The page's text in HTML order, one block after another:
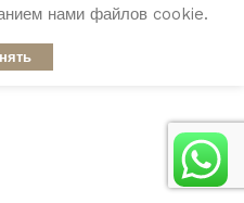
нами файлов cookie.